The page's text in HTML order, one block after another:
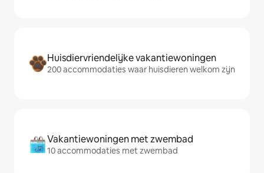
Huisdiervriendelijke vakantiewoningen
200 accommodaties waar huisdieren welkom zijn
Vakantiewoningen met zwembad
10 accommodaties met zwembad